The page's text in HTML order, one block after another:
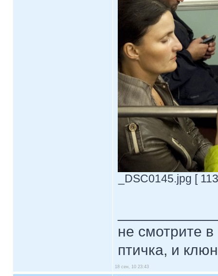
_DSC0145.jpg [
не смотрите в
птичка, и
18 сен, 10 23:43